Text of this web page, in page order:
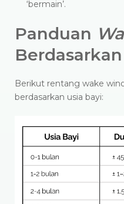
‘bermain’.
Panduan
Berikut rentang wake
berdasarkan usia bayi: